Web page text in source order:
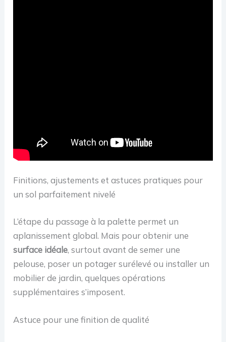
Finitions, ajustements et astuces pratiques pour
un sol parfaitement nivelé
L’étape du passage à la palette permet un
aplanissement global. Mais pour obtenir une
surface idéale, surtout avant de semer une
pelouse, poser un potager surélevé ou installer un
mobilier de jardin, quelques opérations
supplémentaires s’imposent.
Astuce pour une finition de qualité